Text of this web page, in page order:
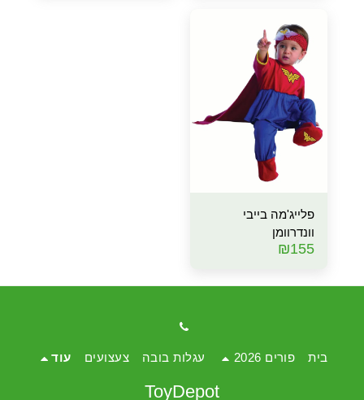
פלייג'מה בייבי
וונדרוומן
₪155
ToyDepot
בית פורים 2026 עגלות בובה צעצועים עוד